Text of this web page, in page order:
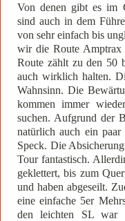
Von denen gibt es im
sind auch in dem
von sehr einfach bis
wir die Route Amptrax
Route zählt zu den 50
auch wirklich halten.
Wahnsinn. Die
kommen immer
suchen. Aufgrund der
natürlich auch ein paar
Speck. Die
Tour fantastisch.
geklettert, bis zum
und haben abgeseilt.
eine einfache 5er
den leichten SL war